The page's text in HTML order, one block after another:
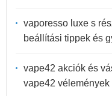
vaporesso luxe s
beállítási tippek és
vape42 akciók és
vape42